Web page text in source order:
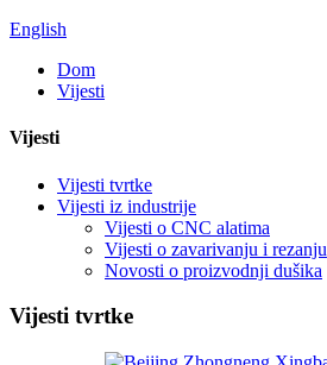
English
Dom
Vijesti
Vijesti
Vijesti tvrtke
Vijesti iz industrije
Vijesti o CNC alatima
Vijesti o zavarivanju i rezanju
Novosti o proizvodnji dušika
Vijesti tvrtke